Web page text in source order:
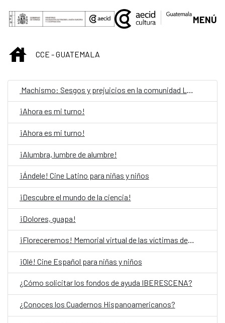
Saut au contenu principal
MENÚ
INICIOCCE - GUATEMALA
Machismo: Sesgos y prejuicios en la comunidad LGBTIQ
¡Ahora es mi turno!
¡Ahora es mi turno!
¡Alumbra, lumbre de alumbre!
¡Ándele! Cine Latino para niñas y niños
¡Descubre el mundo de la ciencia!
¡Dolores, guapa!
¡Floreceremos! Memorial virtual de las víctimas del Conflicto Armado Interno en Guatemala
¡Olé! Cine Español para niñas y niños
¿Cómo solicitar los fondos de ayuda IBERESCENA?
¿Conoces los Cuadernos Hispanoamericanos?